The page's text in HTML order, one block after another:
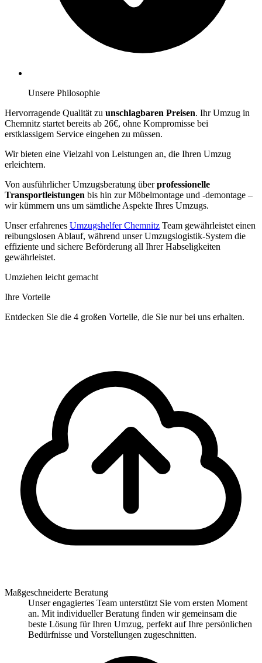
Unsere Philosophie
Hervorragende Qualität zu unschlagbaren Preisen. Ihr Umzug in
Chemnitz startet bereits ab 26€, ohne Kompromisse bei
erstklassigem Service eingehen zu müssen.
Wir bieten eine Vielzahl von Leistungen an, die Ihren Umzug
erleichtern.
Von ausführlicher Umzugsberatung überprofessionelle
Transportleistungen bis hin zur Möbelmontage und -demontage –
wir kümmern uns um sämtliche Aspekte Ihres Umzugs.
Unser erfahrenes Umzugshelfer Chemnitz Team gewährleistet einen
reibungslosen Ablauf, während unser Umzugslogistik-System die
effiziente und sichere Beförderung all Ihrer Habseligkeiten
gewährleistet.
Umziehen leicht gemacht
Ihre Vorteile
Entdecken Sie die 4 großen Vorteile, die Sie nur bei uns erhalten.
Maßgeschneiderte Beratung
Unser engagiertes Team unterstützt Sie vom ersten Moment
an. Mit individueller Beratung finden wir gemeinsam die
beste Lösung für Ihren Umzug, perfekt auf Ihre persönlichen
Bedürfnisse und Vorstellungen zugeschnitten.